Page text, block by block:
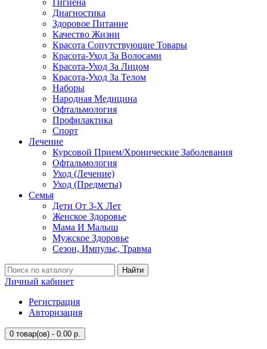
Гигиена
Диагностика
Здоровое Питание
Качество Жизни
Красота Сопутствующие Товары
Красота-Уход За Волосами
Красота-Уход За Лицом
Красота-Уход За Телом
Наборы
Народная Медицина
Офтальмология
Профилактика
Спорт
Лечение
Курсовой Прием/Хронические Заболевания
Офтальмология
Уход (Лечение)
Уход (Предметы)
Семья
Дети От 3-Х Лет
Женское Здоровье
Мама И Малыш
Мужское Здоровье
Сезон, Импульс, Травма
Найти
Личный кабинет
Регистрация
Авторизация
0 товар(ов) - 0.00 р.